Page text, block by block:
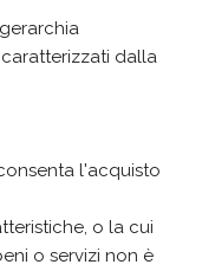
dalla
l'acquisto
o la cui
o servizi non è